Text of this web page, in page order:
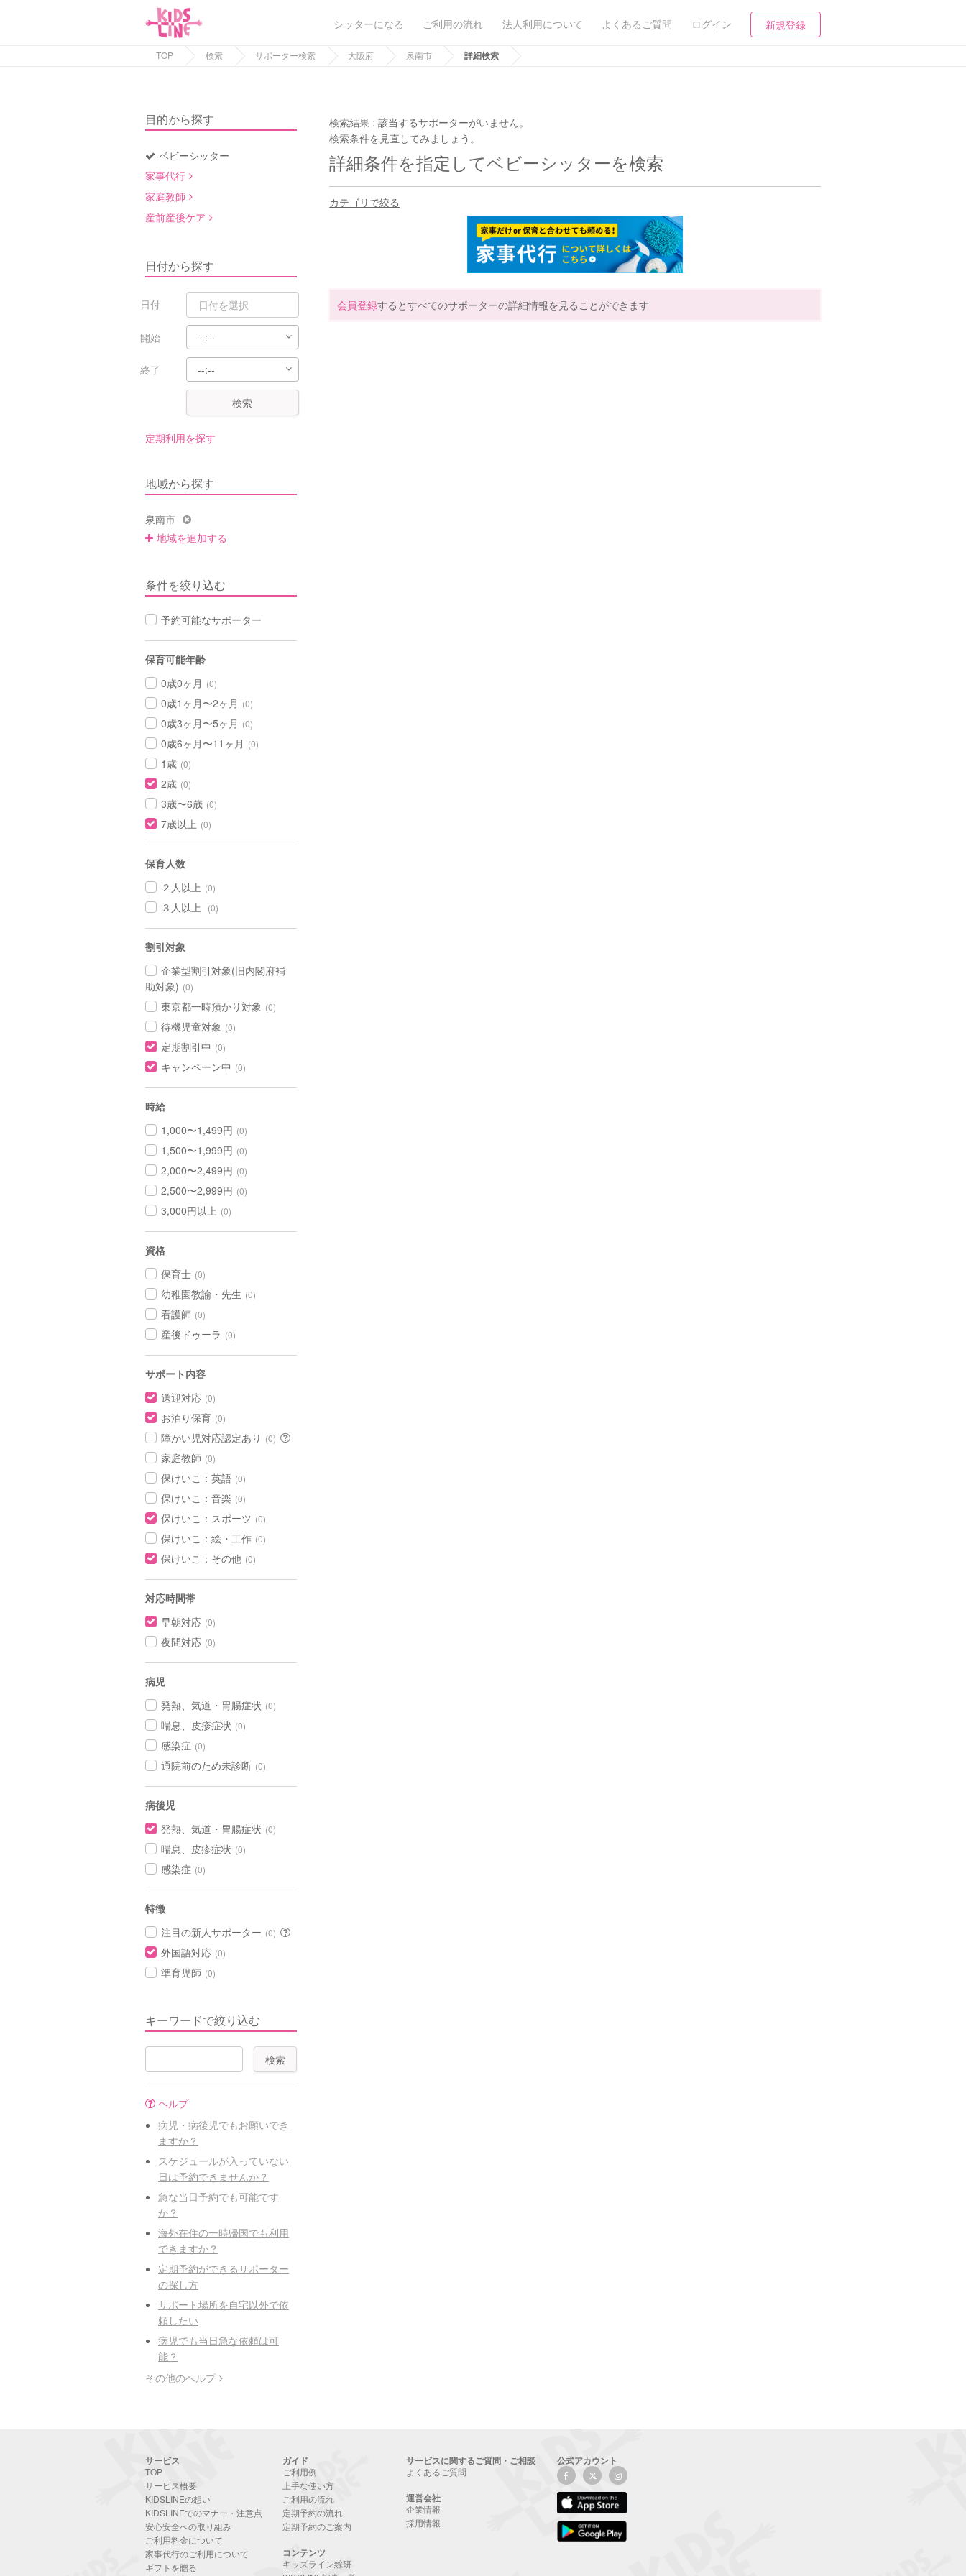
シッターになる ご利用の流れ 法人利用について よくあるご質問 ログイン 新規登録
TOP 検索 サポーター検索 大阪府 泉南市 詳細検索
目的から探す
ベビーシッター
家事代行
家庭教師
産前産後ケア
日付から探す
日付
開始
終了
検索
定期利用を探す
地域から探す
泉南市
地域を追加する
条件を絞り込む
予約可能なサポーター
保育可能年齢
0歳0ヶ月 (0)
0歳1ヶ月〜2ヶ月 (0)
0歳3ヶ月〜5ヶ月 (0)
0歳6ヶ月〜11ヶ月 (0)
1歳 (0)
2歳 (0)
3歳〜6歳 (0)
7歳以上 (0)
保育人数
２人以上 (0)
３人以上 (0)
割引対象
企業型割引対象(旧内閣府補
助対象) (0)
東京都一時預かり対象 (0)
待機児童対象 (0)
定期割引中 (0)
キャンペーン中 (0)
時給
1,000〜1,499円 (0)
1,500〜1,999円 (0)
2,000〜2,499円 (0)
2,500〜2,999円 (0)
3,000円以上 (0)
資格
保育士 (0)
幼稚園教諭・先生 (0)
看護師 (0)
産後ドゥーラ (0)
サポート内容
送迎対応 (0)
お泊り保育 (0)
障がい児対応認定あり (0)
家庭教師 (0)
保けいこ：英語 (0)
保けいこ：音楽 (0)
保けいこ：スポーツ (0)
保けいこ：絵・工作 (0)
保けいこ：その他 (0)
対応時間帯
早朝対応 (0)
夜間対応 (0)
病児
発熱、気道・胃腸症状 (0)
喘息、皮疹症状 (0)
感染症 (0)
通院前のため未診断 (0)
病後児
発熱、気道・胃腸症状 (0)
喘息、皮疹症状 (0)
感染症 (0)
特徴
注目の新人サポーター (0)
外国語対応 (0)
準育児師 (0)
キーワードで絞り込む
ヘルプ
病児・病後児でもお願いでき
ますか？
スケジュールが入っていない
日は予約できませんか？
急な当日予約でも可能です
か？
海外在住の一時帰国でも利用
できますか？
定期予約ができるサポーター
の探し方
サポート場所を自宅以外で依
頼したい
病児でも当日急な依頼は可
能？
その他のヘルプ
検索結果 :該当するサポーターがいません。
検索条件を見直してみましょう。
詳細条件を指定してベビーシッターを検索
カテゴリで絞る
会員登録するとすべてのサポーターの詳細情報を見ることができます
サービス
TOP
サービス概要
KIDSLINEの想い
KIDSLINEでのマナー・注意点
安心安全への取り組み
ご利用料金について
家事代行のご利用について
ギフトを贈る
ガイド
ご利用例
上手な使い方
ご利用の流れ
定期予約の流れ
定期予約のご案内
コンテンツ
キッズライン総研
サービスに関するご質問・ご相談
よくあるご質問
運営会社
企業情報
採用情報
公式アカウント